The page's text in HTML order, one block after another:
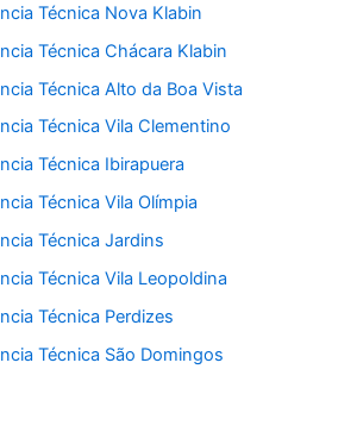
Técnica Nova Klabin
Técnica Chácara Klabin
Técnica Alto da Boa Vista
Técnica Vila Clementino
Técnica Ibirapuera
Técnica Vila Olímpia
Técnica Jardins
Técnica Vila Leopoldina
Técnica Perdizes
Técnica São Domingos